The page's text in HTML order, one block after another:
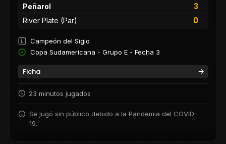
Peñarol
3
0
River Plate (Par)
Campeón del Siglo
Copa Sudamericana - Grupo E - Fecha 3
Ficha
23 minutos jugados
Se jugó sin público debido a la Pandemia del COVID-
19.